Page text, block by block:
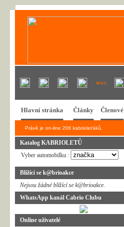
Hlavní stránka Články Členové
Právě je on-line 206 kabrioleťáků.
Katalog KABRIOLETŮ
Vyber automobilku :
Blížící se k@brioakce
Nejsou žádné blížící se k@brioakce.
WhatsApp kanál Cabrio Clubu
Online uživatelé